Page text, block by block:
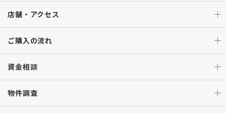
店舗・アクセス
ご購入の流れ
資金相談
物件調査